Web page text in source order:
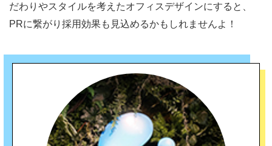
だわりやスタイルを考えたオフィスデザインにすると、
PRに繋がり採用効果も見込めるかもしれませんよ！